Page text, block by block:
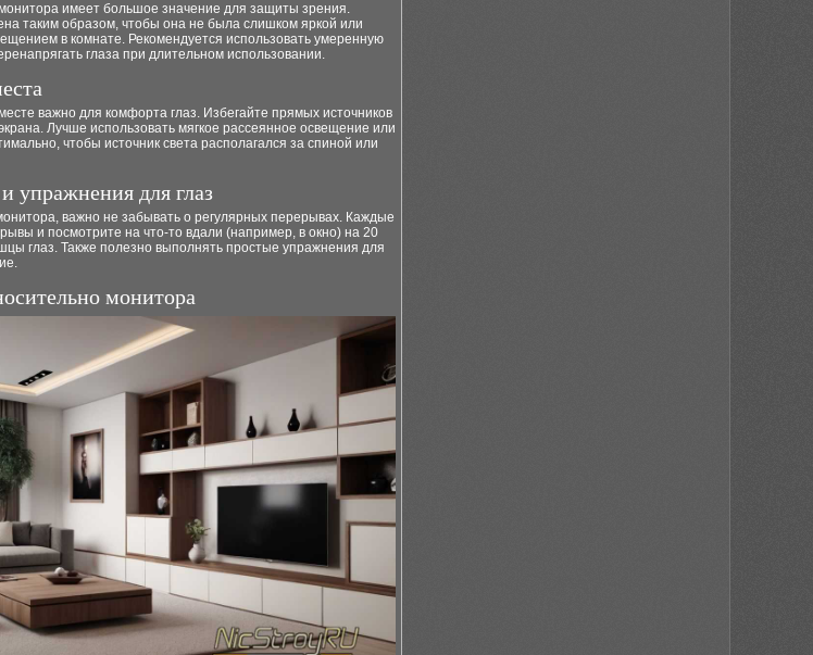
монитора имеет большое значение для защиты зрения.
таким образом, чтобы она не была слишком яркой или
в комнате. Рекомендуется использовать умеренную
глаза при длительном использовании.
важно для комфорта глаз. Избегайте прямых источников
Лучше использовать мягкое рассеянное освещение или
чтобы источник света располагался за спиной или
упражнения для глаз
важно не забывать о регулярных перерывах. Каждые
и посмотрите на что-то вдали (например, в окно) на 20
глаз. Также полезно выполнять простые упражнения для
монитора